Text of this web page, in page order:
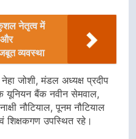
नेतृत्व में
और
व्यवस्था
जोशी, मंडल अध्यक्ष प्रदीप
यूनियन बैंक नवीन सेमवाल,
नौटियाल, पूनम नौटियाल
शिक्षकगण उपस्थित रहे।